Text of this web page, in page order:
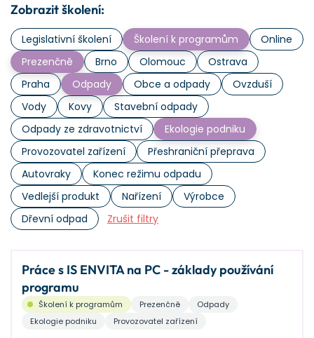
Zobrazit školení:
Legislativní školení Školení k programům
Online
Prezenčně
Brno Olomouc
Ostrava
Praha
Odpady Obce a odpady
Ovzduší
Vody
Kovy
Stavební odpady
Odpady ze zdravotnictví
Ekologie podniku
Provozovatel zařízení
Přeshraniční přeprava
Autovraky
Konec režimu odpadu
Vedlejší produkt
Nařízení
Výrobce
Dřevní odpad
Zrušit filtry
Práce s IS ENVITA na PC - základy používání
programu
Školení k programům Prezenčně
Odpady
Ekologie podniku
Provozovatel zařízení